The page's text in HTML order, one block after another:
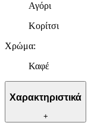
Αγόρι
Κορίτσι
Χρώμα:
Καφέ
Χαρακτηριστικά
+